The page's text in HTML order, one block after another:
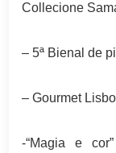
Collecione
– 5ª Bienal de
– Gourmet
-“Magia e